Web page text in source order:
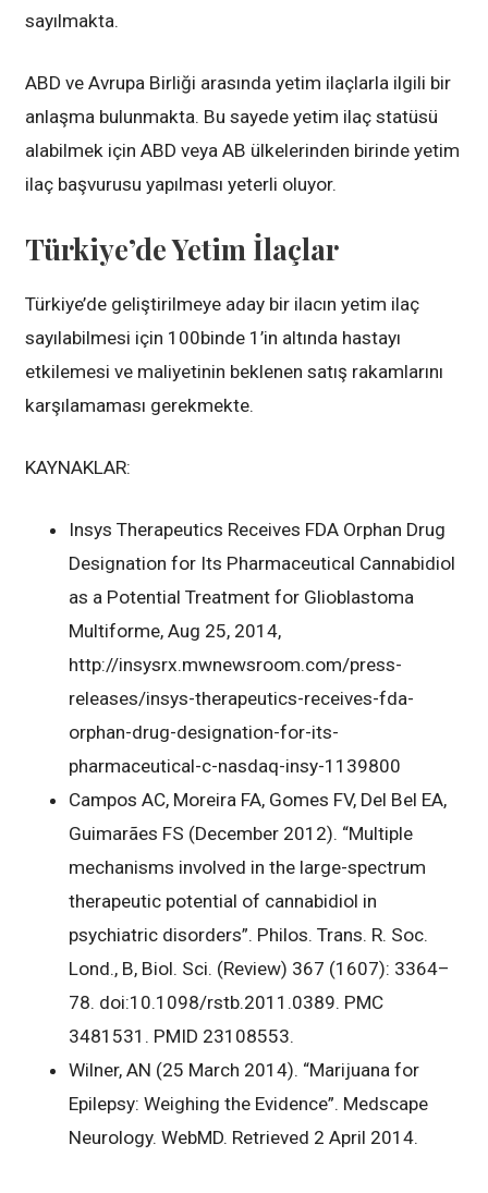
sayılmakta.
ABD ve Avrupa Birliği arasında yetim ilaçlarla ilgili bir
anlaşma bulunmakta. Bu sayede yetim ilaç statüsü
alabilmek için ABD veya AB ülkelerinden birinde yetim
ilaç başvurusu yapılması yeterli oluyor.
Türkiye’de Yetim İlaçlar
Türkiye’de geliştirilmeye aday bir ilacın yetim ilaç
sayılabilmesi için 100binde 1’in altında hastayı
etkilemesi ve maliyetinin beklenen satış rakamlarını
karşılamaması gerekmekte.
KAYNAKLAR:
Insys Therapeutics Receives FDA Orphan Drug
Designation for Its Pharmaceutical Cannabidiol
as a Potential Treatment for Glioblastoma
Multiforme, Aug 25, 2014,
http://insysrx.mwnewsroom.com/press-
releases/insys-therapeutics-receives-fda-
orphan-drug-designation-for-its-
pharmaceutical-c-nasdaq-insy-1139800
Campos AC, Moreira FA, Gomes FV, Del Bel EA,
Guimarães FS (December 2012). “Multiple
mechanisms involved in the large-spectrum
therapeutic potential of cannabidiol in
psychiatric disorders”. Philos. Trans. R. Soc.
Lond., B, Biol. Sci. (Review) 367 (1607): 3364–
78. doi:10.1098/rstb.2011.0389. PMC
3481531. PMID 23108553.
Wilner, AN (25 March 2014). “Marijuana for
Epilepsy: Weighing the Evidence”. Medscape
Neurology. WebMD. Retrieved 2 April 2014.